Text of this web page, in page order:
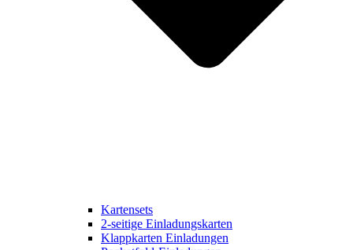
Kartensets
2-seitige Einladungskarten
Klappkarten Einladungen